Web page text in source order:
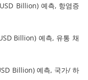
Billion) 예측, 항염증
Billion) 예측, 유통 채
Billion) 예측, 국가/ 하